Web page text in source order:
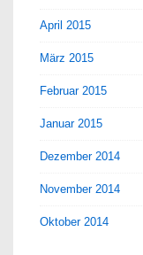
April 2015
März 2015
Februar 2015
Januar 2015
Dezember 2014
November 2014
Oktober 2014